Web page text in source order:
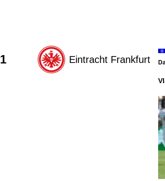
Eintracht Frankfurt
1